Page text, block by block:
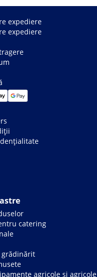
expediere
expediere
catering
grădinărit
agricole și agricole